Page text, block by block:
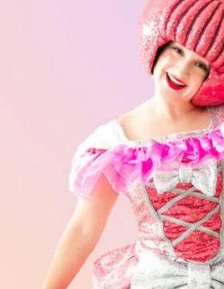
Costume d'Animateurs
FILTRER PAR JEUX ET ACTIVITÉS
Jeux de Kermesse
Jeux des enfants
Jeux géants